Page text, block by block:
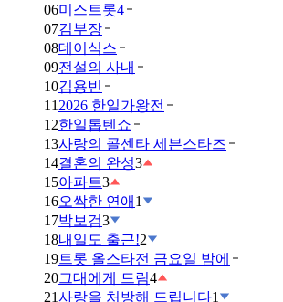
06미스트롯4
07김부장
08데이식스
09전설의 사내
10김용빈
11 2026 한일가왕전
12한일톱텐쇼
13사랑의 콜센타 세븐스타즈
14결혼의 완성3
15아파트3
16오싹한 연애 1
17박보검3
18내일도 출근!2
19트롯 올스타전 금요일 밤에
20그대에게 드림4
21사랑을 처방해 드립니다1